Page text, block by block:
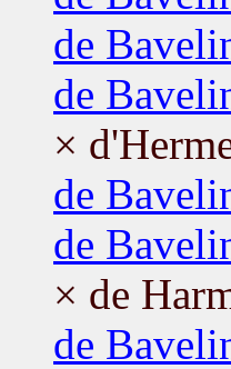
de
de
×
de
de
× de
de